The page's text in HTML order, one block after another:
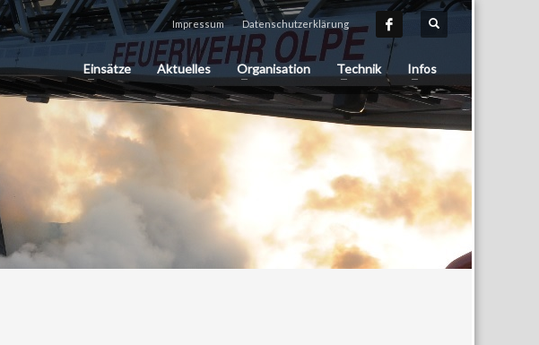
Impressum Datenschutzerklärung
Einsätze Aktuelles Organisation Technik Infos